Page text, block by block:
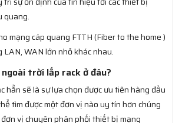
quang.
mạng cáp quang FTTH (Fiber to the home )
LAN, WAN lớn nhỏ khác nhau.
ngoài trời lắp rack ở đâu?
hẳn sẽ là sự lựa chọn được ưu tiên hàng đầu
tìm được một đơn vị nào uy tín hơn chúng
vị chuyên phân phối thiết bị mạng